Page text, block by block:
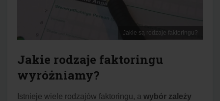
Jakie są rodzaje faktoringu?
Jakie rodzaje faktoringu
wyróżniamy?
Istnieje wiele rodzajów faktoringu, a wybór zależy